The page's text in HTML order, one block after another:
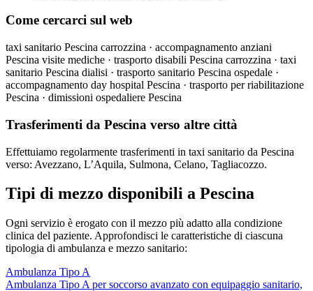
Come cercarci sul web
taxi sanitario Pescina carrozzina · accompagnamento anziani
Pescina visite mediche · trasporto disabili Pescina carrozzina · taxi
sanitario Pescina dialisi · trasporto sanitario Pescina ospedale ·
accompagnamento day hospital Pescina · trasporto per riabilitazione
Pescina · dimissioni ospedaliere Pescina
Trasferimenti da Pescina verso altre città
Effettuiamo regolarmente trasferimenti in taxi sanitario da Pescina
verso: Avezzano, L’Aquila, Sulmona, Celano, Tagliacozzo.
Tipi di mezzo disponibili a Pescina
Ogni servizio è erogato con il mezzo più adatto alla condizione
clinica del paziente. Approfondisci le caratteristiche di ciascuna
tipologia di ambulanza e mezzo sanitario:
Ambulanza Tipo A
Ambulanza Tipo A per soccorso avanzato con equipaggio sanitario,